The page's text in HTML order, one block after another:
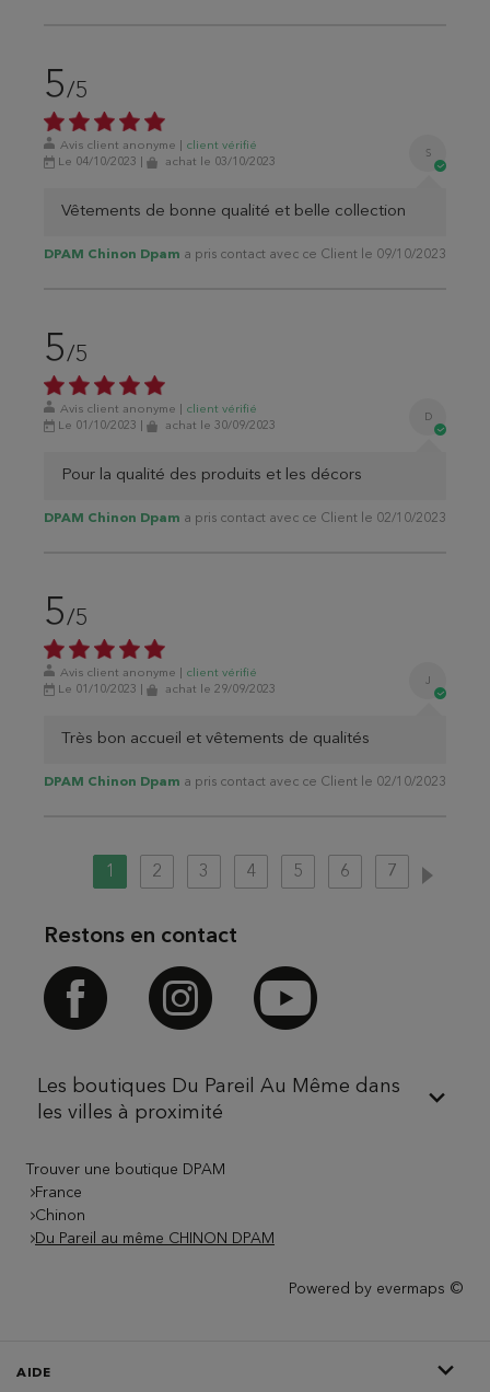
5/5
Avis client anonyme client vérifié
Le 04/10/2023
achat le 03/10/2023
S
Vêtements de bonne qualité et belle collection
DPAM Chinon Dpam a pris contact avec ce Client le 09/10/2023
5/5
Avis client anonyme client vérifié
Le 01/10/2023
achat le 30/09/2023
D
Pour la qualité des produits et les décors
DPAM Chinon Dpam a pris contact avec ce Client le 02/10/2023
5/5
Avis client anonyme client vérifié
Le 01/10/2023
achat le 29/09/2023
J
Très bon accueil et vêtements de qualités
DPAM Chinon Dpam a pris contact avec ce Client le 02/10/2023
1 2 3 4 5 6 7
Restons en contact
Facebook Instagram Youtube
Les boutiques Du Pareil Au Même dans
les villes à proximité
Trouver une boutique DPAM
France
Chinon
Du Pareil au même CHINON DPAM
Powered by evermaps ©
AIDE